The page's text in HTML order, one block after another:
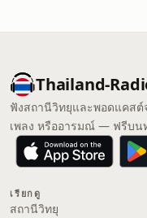
Thailand-
ฟังสถานีวิทยุและพอดแคสต์
เพลง หรืออารมณ์ — ฟรีบ
เรียกดู
สถานีวิทยุ